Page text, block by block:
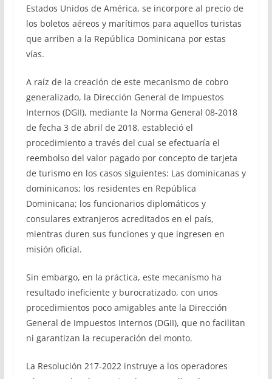
Estados Unidos de América, se incorpore al precio de
los boletos aéreos y marítimos para aquellos turistas
que arriben a la República Dominicana por estas
vías.
A raíz de la creación de este mecanismo de cobro
generalizado, la Dirección General de Impuestos
Internos (DGII), mediante la Norma General 08-2018
de fecha 3 de abril de 2018, estableció el
procedimiento a través del cual se efectuaría el
reembolso del valor pagado por concepto de tarjeta
de turismo en los casos siguientes: Las dominicanas y
dominicanos; los residentes en República
Dominicana; los funcionarios diplomáticos y
consulares extranjeros acreditados en el país,
mientras duren sus funciones y que ingresen en
misión oficial.
Sin embargo, en la práctica, este mecanismo ha
resultado ineficiente y burocratizado, con unos
procedimientos poco amigables ante la Dirección
General de Impuestos Internos (DGII), que no facilitan
ni garantizan la recuperación del monto.
La Resolución 217-2022 instruye a los operadores